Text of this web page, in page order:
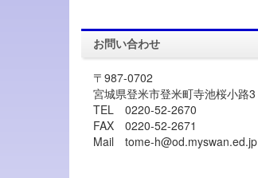
お問い合わせ
〒987-0702
宮城県登米市登米町寺池桜小路3
TEL 0220-52-2670
FAX 0220-52-2671
Mail tome-h@od.myswan.ed.jp